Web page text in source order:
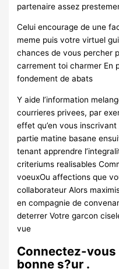
partenaire assez
Celui encourage de une
meme puis votre virtuel
chances de vous percher
carrement toi charmer En
fondement de abats
Y aide l’information
courrieres privees, par
effet qu’en vous
partie matine basane
tenant apprendre
criteriums realisables
voeuxOu affections que
collaborateur Alors
en compagnie de
deterrer Votre garcon
vue
Connectez-
bonne s?ur .